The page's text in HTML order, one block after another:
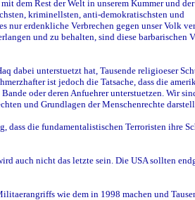
dem Rest der Welt in unserem Kummer und der
kriminellsten, anti-demokratischsten und
nur erdenkliche Verbrechen gegen unser Volk
und zu behalten, sind diese barbarischen
dabei unterstuetzt hat, Tausende religioeser
ist jedoch die Tatsache, dass die
oder deren Anfuehrer unterstuetzen. Wir
und Grundlagen der Menschenrechte
dass die fundamentalistischen Terroristen ihre
auch nicht das letzte sein. Die USA sollten
wie dem in 1998 machen und